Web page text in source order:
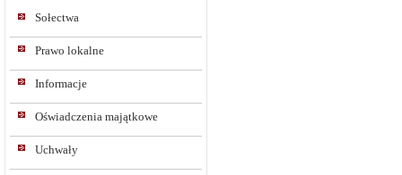
Sołectwa
Prawo lokalne
Informacje
Oświadczenia majątkowe
Uchwały